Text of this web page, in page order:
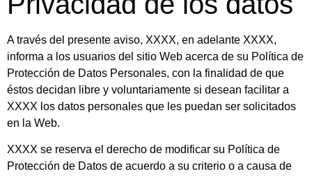
A través del presente aviso, XXXX, en adelante XXXX,
informa a los usuarios del sitio Web acerca de su Política de
Protección de Datos Personales, con la finalidad de que
éstos decidan libre y voluntariamente si desean facilitar a
XXXX los datos personales que les puedan ser solicitados
en la Web.
XXXX se reserva el derecho de modificar su Política de
Protección de Datos de acuerdo a su criterio o a causa de